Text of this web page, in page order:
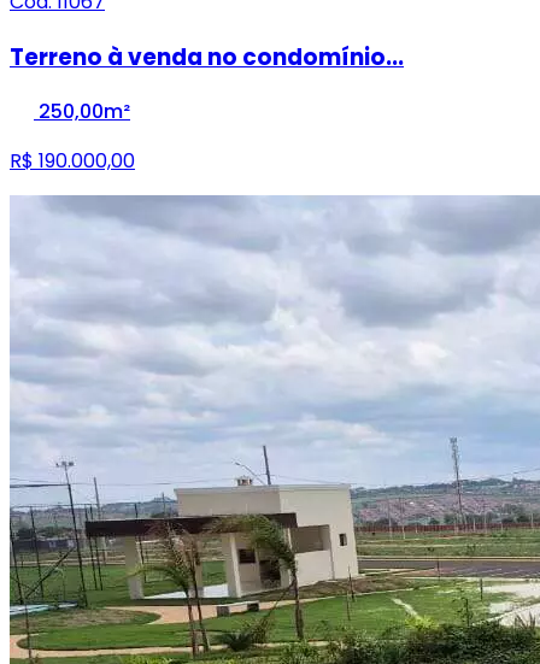
Terreno à venda no condomínio...
250,00m²
R$ 190.000,00